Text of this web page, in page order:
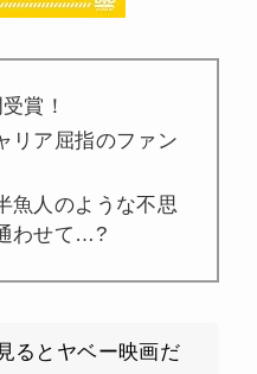
賞！
リア屈指のファン
魚人のような不思
わせて…?
るとヤベー映画だ